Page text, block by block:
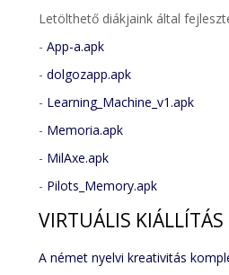
Letölthető diákjaink által
-App-a.apk
-dolgozapp.apk
- Learning_Machine_v1.apk
- Memoria.apk
- MilAxe.apk
- Pilots_Memory.apk
VIRTUÁLIS KIÁLLÍTÁS
A német nyelvi kreativitás